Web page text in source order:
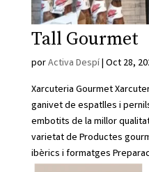
Tall Gourmet
porActiva Despí| Oct 28,
Xarcuteria Gourmet
ganivet de espatlles i
embotits de la millor
varietat de Productes
ibèrics i formatges